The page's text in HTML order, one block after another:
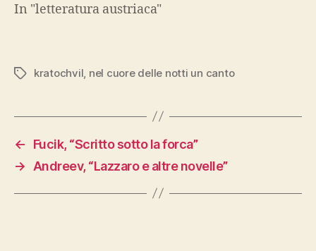
In "letteratura austriaca"
Tagskratochvil nel cuore delle notti un canto
←
Fucik, “Scritto sotto la forca”
→
Andreev, “Lazzaro e altre novelle”